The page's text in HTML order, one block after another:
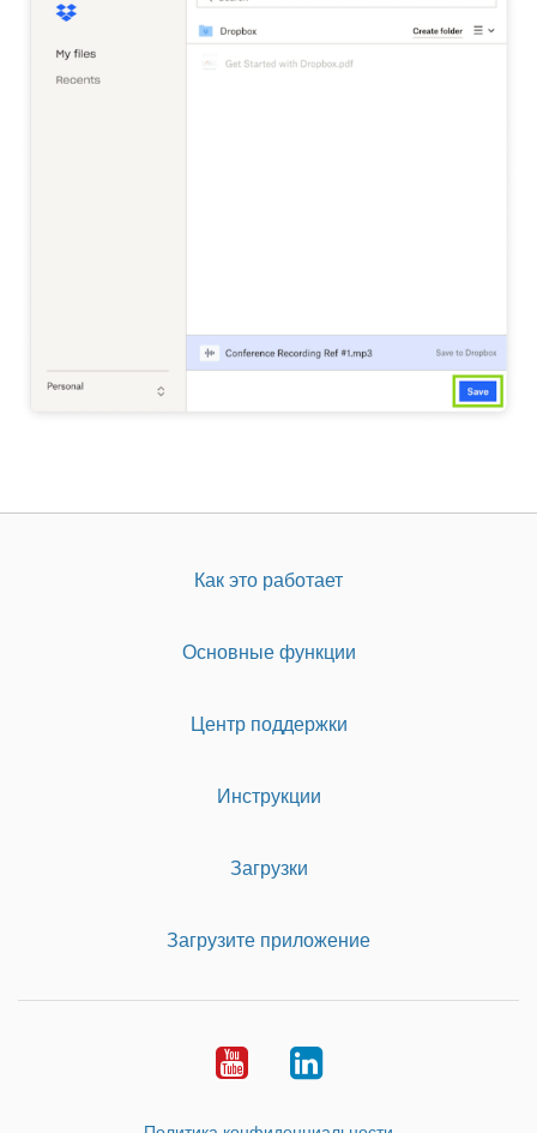
Как это работает
Основные функции
Центр поддержки
Инструкции
Загрузки
Загрузите приложение
YoutubeLinkedIn